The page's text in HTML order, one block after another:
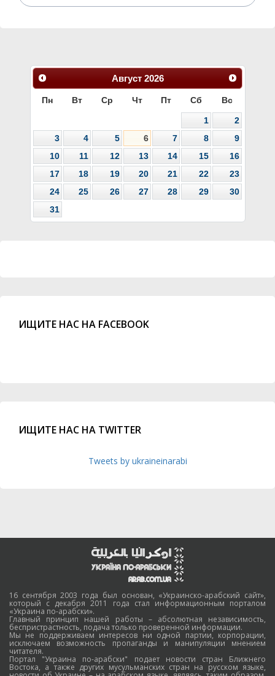
Август 2026
Пн Вт Ср Чт Пт Сб Вс
1
2
3
4 5 6 7 8
9
10
11 12 13 14 15
16
17
18 19 20 21 22
23
24
25 26 27 28 29
30
31
ИЩИТЕ НАС НА FACEBOOK
ИЩИТЕ НАС НА TWITTER
Tweets by ukraineinarabi
16 сентября 2003 года был основан, «Украинско-арабский сайт»,
который с декабря 2011 года стал информационным порталом
«Украина по-арабски».
Главный принцип нашей работы – абсолютная независимость,
беспристрастность, подача только проверенной информации.
Мы не поддерживаем интересов ни одной партии, корпорации,
исключаем возможность пропаганды и манипуляции мнением
читателя.
Портал "Украина по-арабски" подает новости стран Ближнего
Востока, а также других мусульманских стран на русском языке,